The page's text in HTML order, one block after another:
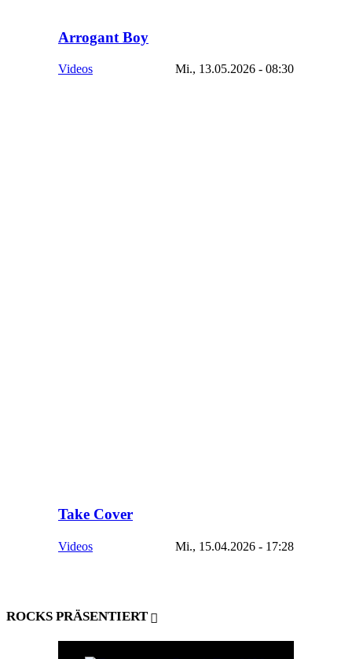
Arrogant Boy
Videos Mi., 13.05.2026 - 08:30
Take Cover
Videos Mi., 15.04.2026 - 17:28
ROCKS PRÄSENTIERT